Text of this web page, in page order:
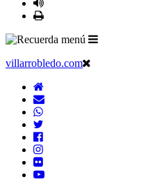
villarrobledo.com